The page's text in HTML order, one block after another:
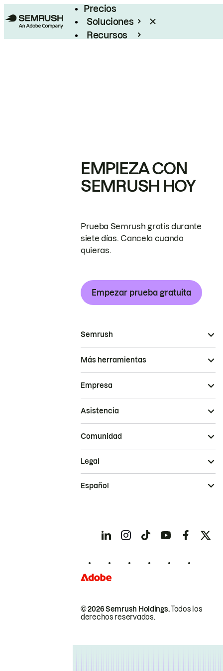
Precios
Soluciones
Recursos
EMPIEZA CON
SEMRUSH HOY
Prueba Semrush gratis durante
siete días. Cancela cuando
quieras.
Empezar prueba gratuita
Semrush
Más herramientas
Empresa
Asistencia
Comunidad
© 2026 Semrush Holdings.Todos los
derechos reservados.
Legal
Español